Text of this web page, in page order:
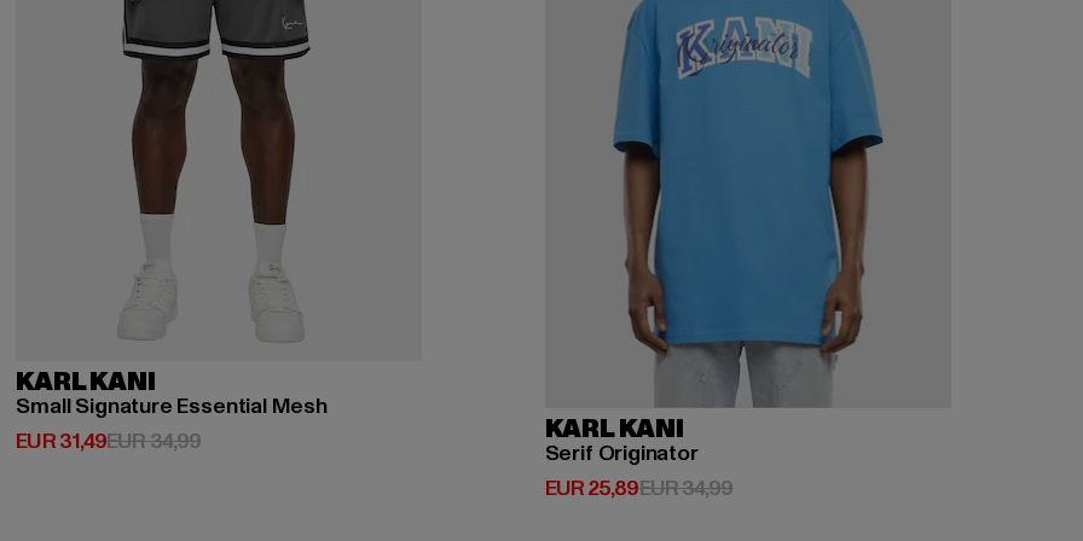
KARL KANI
Small Signature Essential Mesh
EUR 31,49
Huidige prijs: EUR 31,49
EUR 34,99Actieprijs: EUR 34,99 KARL KANI
Serif Originator
EUR 25,89
Huidige prijs: EUR 25,89
EUR 34,99Actieprijs: EUR 34,99